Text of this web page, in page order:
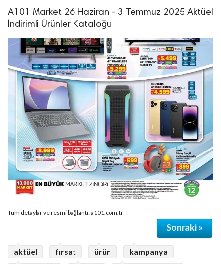
A101 Market 26 Haziran - 3 Temmuz 2025 Aktüel
İndirimli Ürünler Kataloğu
Tüm detaylar ve resmi bağlantı: a101.com.tr
Sonraki »
aktüel fırsat ürün
kampanya